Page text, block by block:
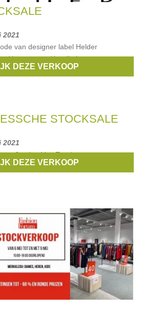
2021
van designer label Helder
/ bancontact / kredietkaart
DEZE VERKOOP
STOCKSALE
2021
Jan-jan Van Essche.
/ bancontact
DEZE VERKOOP